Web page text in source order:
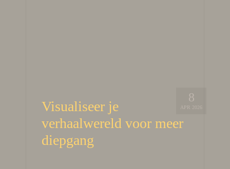
8
APR 2026
Visualiseer je
verhaalwereld voor meer
diepgang